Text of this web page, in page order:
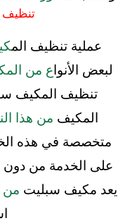
عملية تنظيف الم
لبعض الأنواع من
تنظيف المكيف
المكيف من هذا
متخصصة في هذه
على الخدمة من دون
يعد مكيف سبليت من